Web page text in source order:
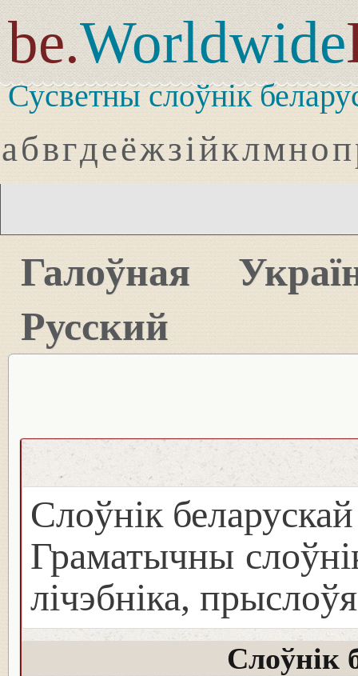
be.Worldwide
Сусветны слоўнік
абвгдеёжзійклмноп
Галоўная
Русский
Слоўнік
Граматычны
лічэбніка, прыслоўя
Слоўнік